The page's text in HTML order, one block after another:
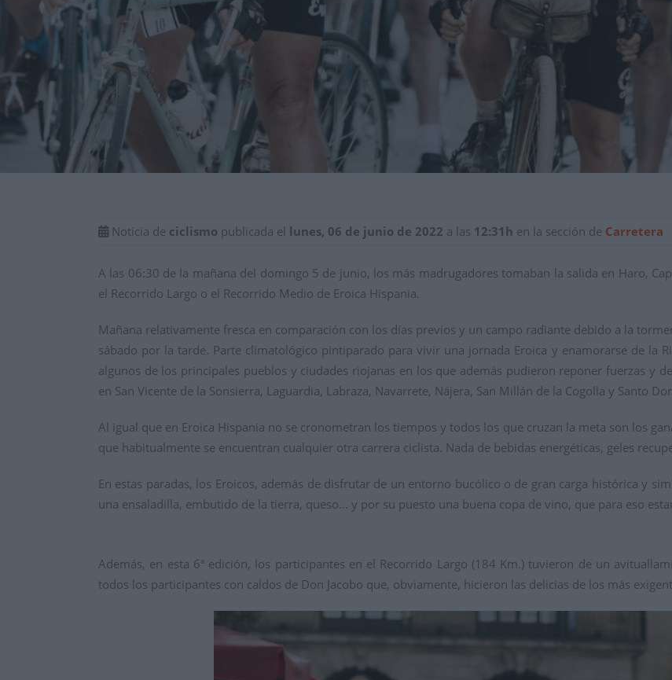
Noticia de ciclismo publicada el lunes, 06 de junio de 2022 a las 12:31h en la sección de Carretera
A las 06:30 de la mañana del domingo 5 de junio, los más madrugadores tomaban la salida en Haro,
el Recorrido Largo o el Recorrido Medio de Eroica Hispania.
Mañana relativamente fresca en comparación con los días previos y un campo radiante debido a la
sábado por la tarde. Parte climatológico pintiparado para vivir una jornada Eroica y enamorarse de la
algunos de los principales pueblos y ciudades riojanas en los que además pudieron reponer fuerzas y
en San Vicente de la Sonsierra, Laguardia, Labraza, Navarrete, Nájera, San Millán de la Cogolla y Santo
Al igual que en Eroica Hispania no se cronometran los tiempos y todos los que cruzan la meta son los
que habitualmente se encuentran cualquier otra carrera ciclista. Nada de bebidas energéticas, geles
En estas paradas, los Eroicos, además de disfrutar de un entorno bucólico o de gran carga histórica y
una ensaladilla, embutido de la tierra, queso… y por su puesto una buena copa de vino, que para eso
Además, en esta 6ª edición, los participantes en el Recorrido Largo (184 Km.) tuvieron de un
todos los participantes con caldos de Don Jacobo que, obviamente, hicieron las delicias de los más